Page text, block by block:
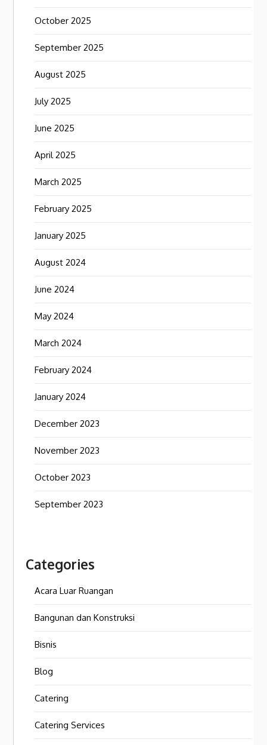
October 2025
September 2025
August 2025
July 2025
June 2025
April 2025
March 2025
February 2025
January 2025
August 2024
June 2024
May 2024
March 2024
February 2024
January 2024
December 2023
November 2023
October 2023
September 2023
Categories
Acara Luar Ruangan
Bangunan dan Konstruksi
Bisnis
Blog
Catering
Catering Services